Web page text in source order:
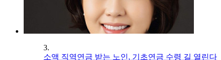
3.
소액 직역연금 받는 노인, 기초연금 수령 길 열린다